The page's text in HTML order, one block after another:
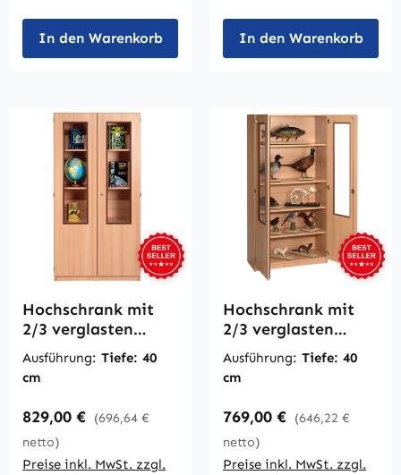
In den Warenkorb In den Warenkorb
Hochschrank mit
2/3 verglasten
Türen, mit
Mittelwand, B/H 95
x 190 cm
Ausführung: Tiefe: 40
cm
Regulärer Preis:
829,00 € (696,64 €
netto)
Preise inkl. MwSt. zzgl.
Hochschrank mit
2/3 verglasten
Türen, ohne
Mittelwand, B/H 95
x 190 cm
Ausführung: Tiefe: 40
cm
Regulärer Preis:
769,00 € (646,22 €
netto)
Preise inkl. MwSt. zzgl.